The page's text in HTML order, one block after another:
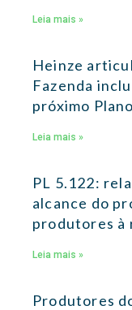
Leia mais »
Heinze
Fazenda
próximo
Leia mais »
PL 5.122:
alcance do
produtores à
Leia mais »
Produtores